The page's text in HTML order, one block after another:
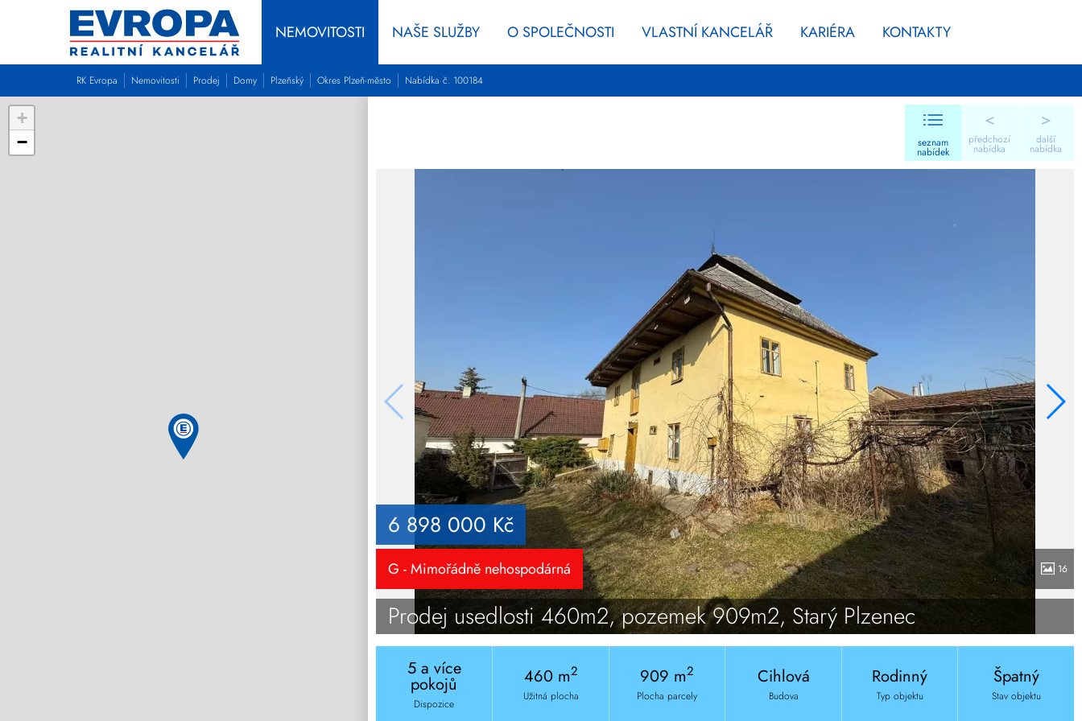
NEMOVITOSTI NAŠE SLUŽBY O SPOLEČNOSTI VLASTNÍ KANCELÁŘ KARIÉRA KONTAKTY
RK Evropa Nemovitosti Prodej Domy Plzeňský Okres Plzeň-město Nabídka č. 100184
+
−
<
předchozí
nabídka
seznam
nabídek
>
další
nabídka
6 898 000 Kč
G - Mimořádně nehospodárná 16
Prodej usedlosti 460m2, pozemek 909m2, Starý Plzenec
5 a více
pokojů
Dispozice
460 m2
Užitná plocha
909 m2
Plocha parcely
Cihlová
Budova
Rodinný
Typ objektu
Špatný
Stav objektu